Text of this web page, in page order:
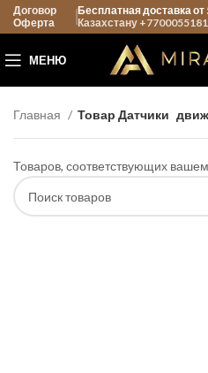
Договор
Оферта
Бесплатная доставка от
Казахстану
МЕНЮ
Главная Товар Датчики
Товаров, соответствующих